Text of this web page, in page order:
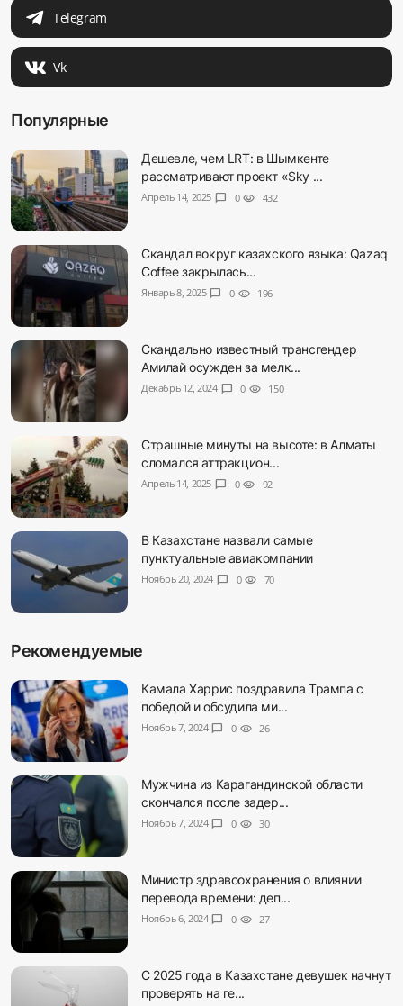
Telegram
Vk
Популярные
Дешевле, чем LRT: в Шымкенте
рассматривают проект «Sky ...
Апрель 14, 2025 chat_bubble 0 visibility 432
Скандал вокруг казахского языка: Qazaq
Coffee закрылась...
Январь 8, 2025 chat_bubble 0 visibility 196
Скандально известный трансгендер
Амилай осужден за мелк...
Декабрь 12, 2024 chat_bubble 0 visibility 150
Страшные минуты на высоте: в Алматы
сломался аттракцион...
Апрель 14, 2025 chat_bubble 0 visibility 92
В Казахстане назвали самые
пунктуальные авиакомпании
Ноябрь 20, 2024 chat_bubble 0 visibility 70
Рекомендуемые
Камала Харрис поздравила Трампа с
победой и обсудила ми...
Ноябрь 7, 2024 chat_bubble 0 visibility 26
Мужчина из Карагандинской области
скончался после задер...
Ноябрь 7, 2024 chat_bubble 0 visibility 30
Министр здравоохранения о влиянии
перевода времени: деп...
Ноябрь 6, 2024 chat_bubble 0 visibility 27
С 2025 года в Казахстане девушек начнут
проверять на ге...